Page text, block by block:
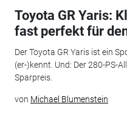
Toyota GR Yaris:
fast perfekt für
Der Toyota GR Yaris ist ein
(er-)kennt. Und: Der 280-PS-
Sparpreis.
von Michael Blumenstein